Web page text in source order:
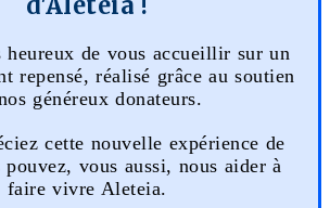
heureux de vous accueillir sur un
repensé, réalisé grâce au soutien
généreux donateurs.
cette nouvelle expérience de
vous aussi, nous aider à
faire vivre Aleteia.